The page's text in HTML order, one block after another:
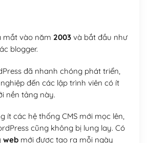
mắt vào năm 2003và bắt đầu như
blogger.
đã nhanh chóng phát triển,
đến các lập trình viên có ít
nền tảng này.
ít các hệ thống CMS mới mọc lên,
cũng không bị lung lay. Có
webmới được tạo ra mỗi ngày